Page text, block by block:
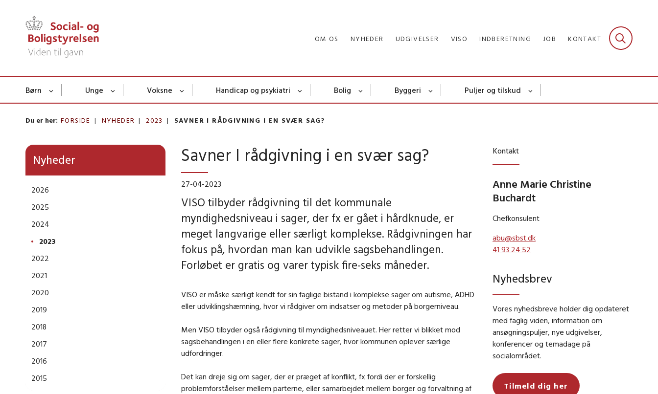
OM OS NYHEDER UDGIVELSER VISO INDBERETNING JOB KONTAKT
Børn Unge Voksne Handicap og psykiatri Bolig Byggeri Puljer og tilskud
Du er her: FORSIDE NYHEDER 2023 SAVNER I RÅDGIVNING I EN SVÆR SAG?
Nyheder
2026
2025
2024
2023
2022
2021
2020
2019
2018
2017
2016
2015
Savner I rådgivning i en svær sag?
27-04-2023
VISO tilbyder rådgivning til det kommunale
myndighedsniveau i sager, der fx er gået i hårdknude, er
meget langvarige eller særligt komplekse. Rådgivningen har
fokus på, hvordan man kan udvikle sagsbehandlingen.
Forløbet er gratis og varer typisk fire-seks måneder.
VISO er måske særligt kendt for sin faglige bistand i komplekse sager om autisme, ADHD
eller udviklingshæmning, hvor vi rådgiver om indsatser og metoder på borgerniveau.
Men VISO tilbyder også rådgivning til myndighedsniveauet. Her retter vi blikket mod
sagsbehandlingen i en eller flere konkrete sager, hvor kommunen oplever særlige
udfordringer.
Det kan dreje sig om sager, der er præget af konflikt, fx fordi der er forskellig
problemforståelser mellem parterne, eller samarbejdet mellem borger og forvaltning af
Kontakt
Anne Marie Christine
Buchardt
Chefkonsulent
abu@sbst.dk
41 93 24 52
Nyhedsbrev
Vores nyhedsbreve holder dig opdateret
med faglig viden, information om
ansøgningspuljer, nye udgivelser,
konferencer og temadage på
socialområdet.
Tilmeld dig her